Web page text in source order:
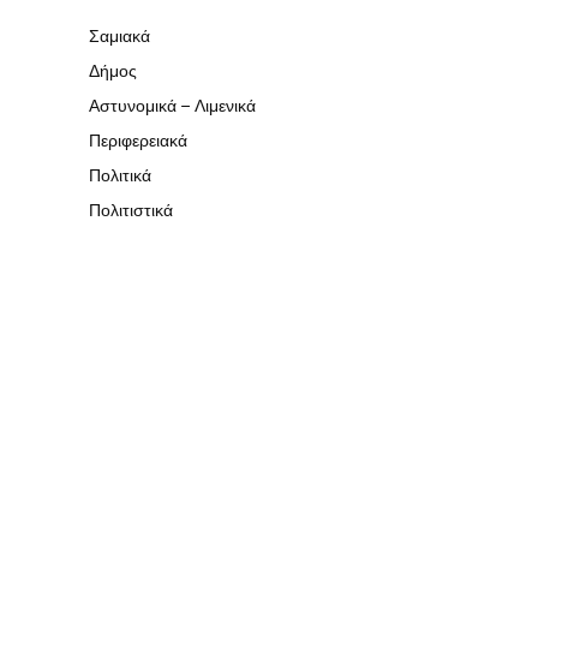
Σαμιακά
Δήμος
Αστυνομικά – Λιμενικά
Περιφερειακά
Πολιτικά
Πολιτιστικά